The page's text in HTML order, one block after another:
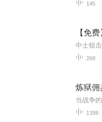
145
【免
268
炼狱佣
1398